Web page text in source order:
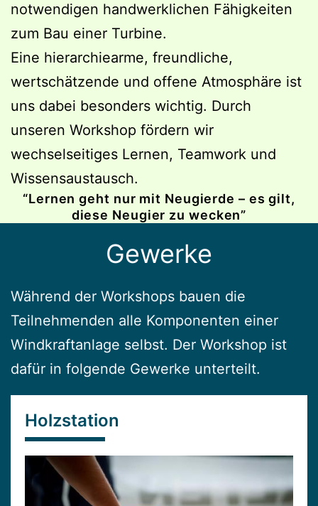
notwendigen handwerklichen Fähigkeiten
zum Bau einer Turbine.
Eine hierarchiearme, freundliche,
wertschätzende und offene Atmosphäre ist
uns dabei besonders wichtig. Durch
unseren Workshop fördern wir
wechselseitiges Lernen, Teamwork und
Wissensaustausch.
“Lernen geht nur mit Neugierde – es gilt,
diese Neugier zu wecken”
Gewerke
Während der Workshops bauen die
Teilnehmenden alle Komponenten einer
Windkraftanlage selbst. Der Workshop ist
dafür in folgende Gewerke unterteilt.
Holzstation